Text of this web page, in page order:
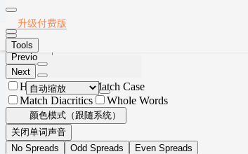
2020年12月英语六级真题(第3套)
Thumbnails
Current Outline Item
Previous
Next
Highlight All
Match Case
Match Diacritics
Whole Words
颜色模式（跟随系统）
关闭单词声音
No Spreads
Odd Spreads Even Spreads
升级付费版
Tools
安装App